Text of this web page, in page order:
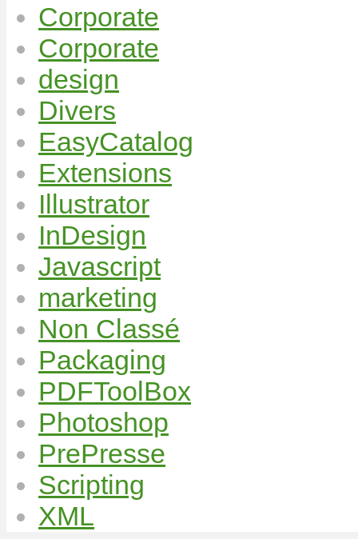
Corporate
Corporate
design
Divers
EasyCatalog
Extensions
Illustrator
InDesign
Javascript
marketing
Non Classé
Packaging
PDFToolBox
Photoshop
PrePresse
Scripting
XML